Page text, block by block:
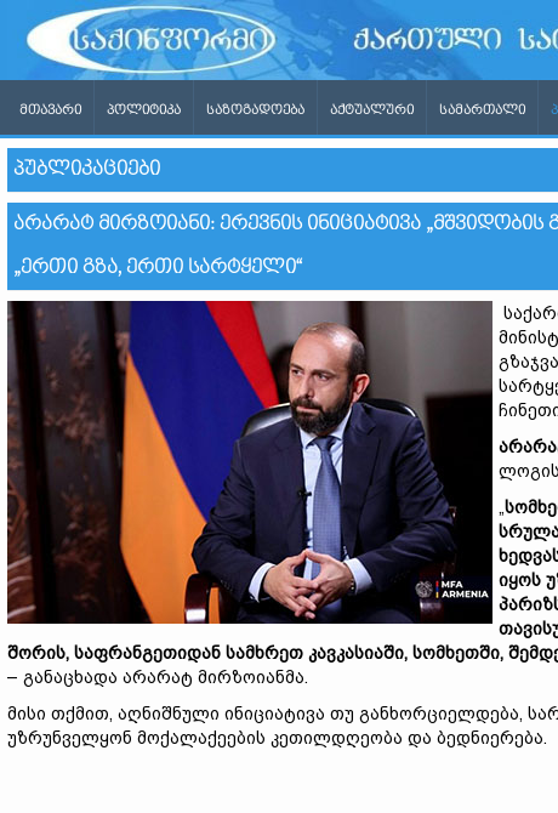
ᲛᲗᲐᲕᲐᲠᲘ ᲞᲝᲚᲘᲢᲘᲙᲐ ᲡᲐᲖᲝᲒᲐᲓᲝᲔᲑᲐ ᲐᲥᲢᲣᲐᲚᲣᲠᲘ ᲡᲐᲛᲐᲠᲗᲐᲚᲘ
ᲞᲣᲑᲚᲘᲙᲐᲪᲘᲔᲑᲘ
ᲐᲠᲐᲠᲐᲢ ᲛᲘᲠᲖᲝᲘᲐᲜᲘ: ᲔᲠᲔᲕᲜᲘᲡ ᲘᲜᲘᲪᲘᲐᲢᲘᲕᲐ
„ᲔᲠᲗᲘ ᲒᲖᲐ, ᲔᲠᲗᲘ ᲡᲐᲠᲢᲧᲔᲚᲘ“
„
იყოს
შორის, საფრანგეთიდან სამხრეთ კავკასიაში, სომხეთში,
– განაცხადა არარატ მირზოიანმა.
მისი თქმით, აღნიშნული ინიციატივა თუ განხორციელდება,
უზრუნველყონ მოქალაქეების კეთილდღეობა და ბედნიერება.